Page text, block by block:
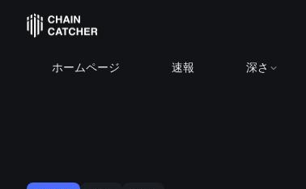
ホームページ 速報 深さ